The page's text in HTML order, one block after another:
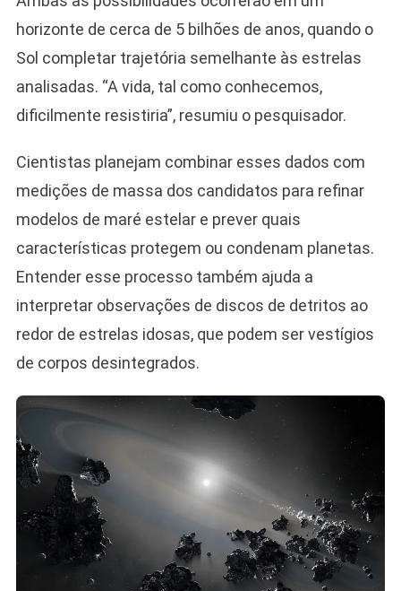
horizonte de cerca de 5 bilhões de anos, quando o
Sol completar trajetória semelhante às estrelas
analisadas. “A vida, tal como conhecemos,
dificilmente resistiria”, resumiu o pesquisador.
Cientistas planejam combinar esses dados com
medições de massa dos candidatos para refinar
modelos de maré estelar e prever quais
características protegem ou condenam planetas.
Entender esse processo também ajuda a
interpretar observações de discos de detritos ao
redor de estrelas idosas, que podem ser vestígios
de corpos desintegrados.